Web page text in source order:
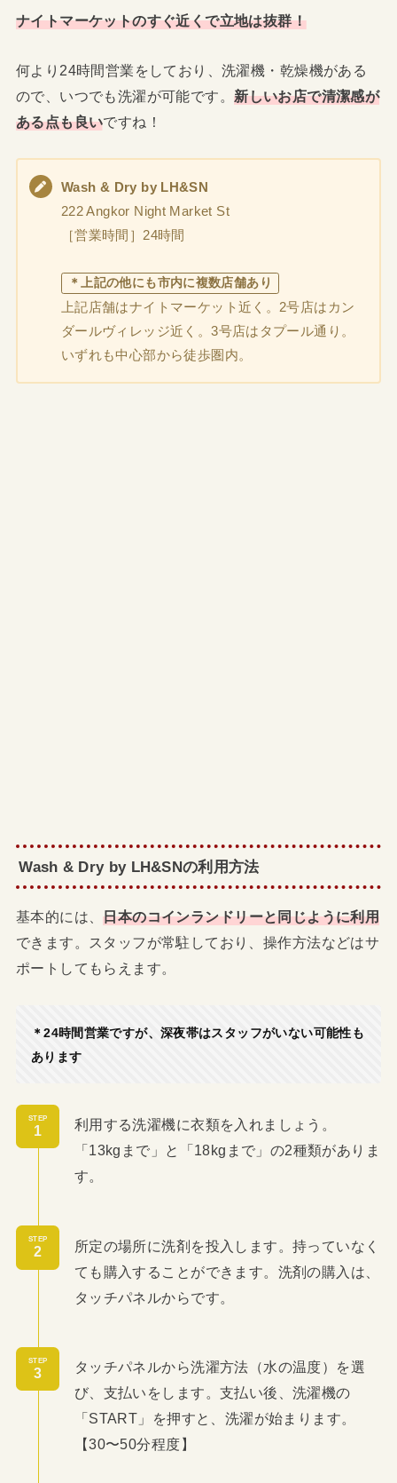
ナイトマーケットのすぐ近くで立地は抜群！
何より24時間営業をしており、洗濯機・乾燥機がある
ので、いつでも洗濯が可能です。新しいお店で清潔感が
ある点も良いですね！
Wash & Dry by LH&SN
222 Angkor Night Market St
［営業時間］24時間
＊上記の他にも市内に複数店舗あり
上記店舗はナイトマーケット近く。2号店はカン
ダールヴィレッジ近く。3号店はタプール通り。
いずれも中心部から徒歩圏内。
Wash & Dry by LH&SNの利用方法
基本的には、日本のコインランドリーと同じように利用
できます。スタッフが常駐しており、操作方法などはサ
ポートしてもらえます。
＊24時間営業ですが、深夜帯はスタッフがいない可能性も
あります
STEP
利用する洗濯機に衣類を入れましょう。
「13kgまで」と「18kgまで」の2種類がありま
す。
STEP
所定の場所に洗剤を投入します。持っていなく
ても購入することができます。洗剤の購入は、
タッチパネルからです。
STEP
タッチパネルから洗濯方法（水の温度）を選
び、支払いをします。支払い後、洗濯機の
「START」を押すと、洗濯が始まります。
【30〜50分程度】